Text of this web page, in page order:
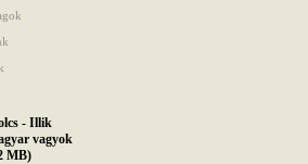
- Illik
vagyok
MB)